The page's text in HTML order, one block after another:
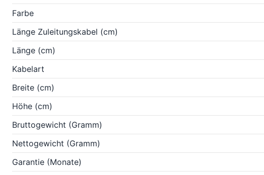
Farbe
Länge Zuleitungskabel (cm)
Länge (cm)
Kabelart
Breite (cm)
Höhe (cm)
Bruttogewicht (Gramm)
Nettogewicht (Gramm)
Garantie (Monate)